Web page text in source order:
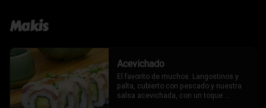
Makis
Acevichado
El favorito de muchos. Langostinos y
palta, cubierto con pescado y nuestra
salsa acevichada, con un toque